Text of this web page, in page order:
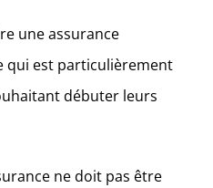
une assurance
qui est particulièrement
débuter leurs
ne doit pas être